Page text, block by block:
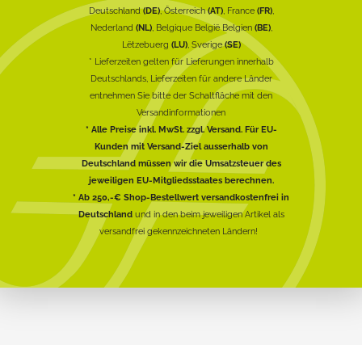
Deutschland(DE), Österreich(AT), France (FR),
Nederland (NL), Belgique België Belgien (BE),
Lëtzebuerg (LU), Sverige(SE)
* Lieferzeiten gelten für Lieferungen innerhalb
Deutschlands, Lieferzeiten für andere Länder
entnehmen Sie bitte der Schaltfläche mit den
Versandinformationen
* Alle Preise inkl. MwSt. zzgl. Versand. Für EU-
Kunden mit Versand-Ziel ausserhalb von
Deutschland müssen wir die Umsatzsteuer des
jeweiligen EU-Mitgliedsstaates berechnen.
* Ab 250,-€ Shop-Bestellwert versandkostenfrei in
Deutschlandund in den beim jeweiligen Artikel als
versandfrei gekennzeichneten Ländern!